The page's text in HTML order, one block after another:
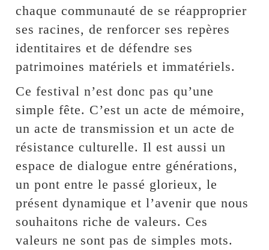
chaque communauté de se réapproprier
ses racines, de renforcer ses repères
identitaires et de défendre ses
patrimoines matériels et immatériels.
Ce festival n’est donc pas qu’une
simple fête. C’est un acte de mémoire,
un acte de transmission et un acte de
résistance culturelle. Il est aussi un
espace de dialogue entre générations,
un pont entre le passé glorieux, le
présent dynamique et l’avenir que nous
souhaitons riche de valeurs. Ces
valeurs ne sont pas de simples mots.